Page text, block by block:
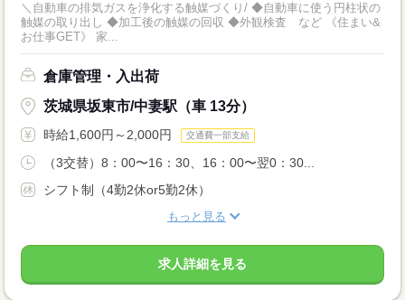
＼自動車の排気ガスを浄化する触媒づくり/ ◆自動車に使う円柱状の
触媒の取り出し ◆加工後の触媒の回収 ◆外観検査 など 《住まい&
お仕事GET》 家...
倉庫管理・入出荷
茨城県坂東市/中妻駅（車 13分）
時給1,600円～2,000円 交通費一部支給
（3交替）8：00〜16：30、16：00〜翌0：30...
シフト制（4勤2休or5勤2休）
もっと見る
求人詳細を見る